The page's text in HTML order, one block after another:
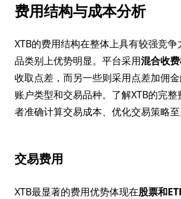
费用结构与成本分析
XTB的费用结构在整体上具有较强竞
品类别上优势明显。平台采用混合收
收取点差，而另一些则采用点差加佣
账户类型和交易品种。了解XTB的完
者准确计算交易成本、优化交易策略至
交易费用
XTB最显著的费用优势体现在股票和